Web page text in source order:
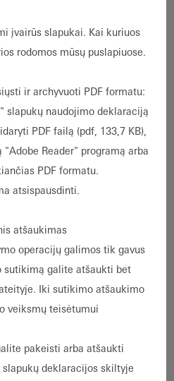
KG
1-15
§ 18 (2) State Media
vadovaujantis
narys.
vadovaujantis ir
narys, generalinis
vyriausiasis finansų
įvairūs slapukai. Kai kuriuos
rodomos mūsų puslapiuose.
ir archyvuoti PDF formatu:
slapukų naudojimo deklaraciją
PDF failą (pdf, 133,7 KB),
Reader" programą arba
PDF formatu.
atsispausdinti.
atšaukimas
operacijų galimos tik gavus
sutikimą galite atšaukti bet
Iki sutikimo atšaukimo
veiksmų teisėtumui
pakeisti arba atšaukti
deklaracijos skiltyje